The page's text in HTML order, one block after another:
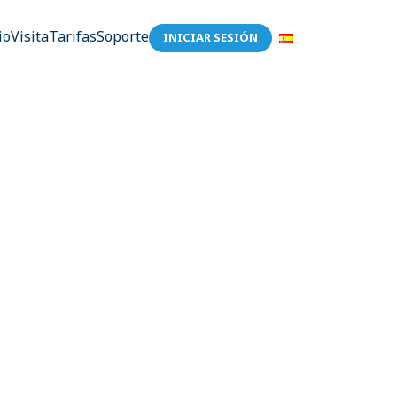
VisitaTarifasSoporte INICIAR SESIÓN